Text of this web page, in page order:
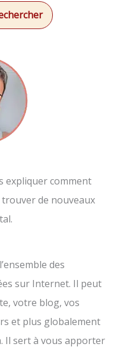
expliquer comment
de nouveaux
des
sur Internet. Il peut
votre blog, vos
et plus globalement
Il sert à vous apporter